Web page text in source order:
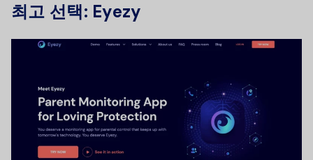
최고 선택: Eyezy